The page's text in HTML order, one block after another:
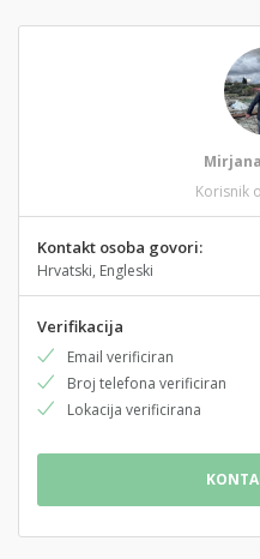
Korisnik
Kontakt osoba govori:
Hrvatski, Engleski
Verifikacija
Email verificiran
Broj telefona verificiran
Lokacija verificirana